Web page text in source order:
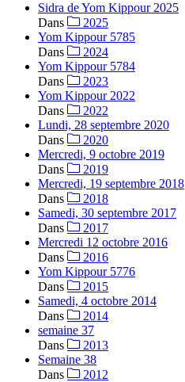
Sidra de Yom Kippour 2025
Dans
2025
Yom Kippour 5785
Dans
2024
Yom Kippour 5784
Dans
2023
Yom Kippour 2022
Dans
2022
Lundi, 28 septembre 2020
Dans
2020
Mercredi, 9 octobre 2019
Dans
2019
Mercredi, 19 septembre 2018
Dans
2018
Samedi, 30 septembre 2017
Dans
2017
Mercredi 12 octobre 2016
Dans
2016
Yom Kippour 5776
Dans
2015
Samedi, 4 octobre 2014
Dans
2014
semaine 37
Dans
2013
Semaine 38
Dans
2012